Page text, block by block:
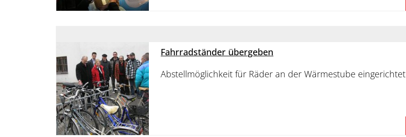
Fahrradständer übergeben
Abstellmöglichkeit für Räder an der Wärmestube eingerichtet